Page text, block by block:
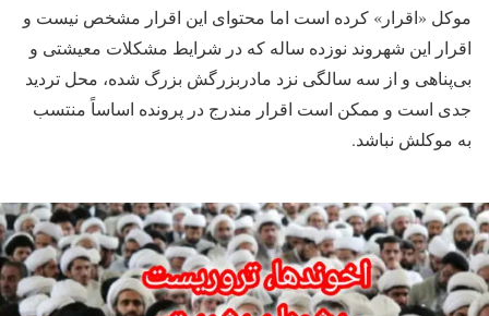
موکل «اقرار» کرده است اما محتوای این اقرار مشخص نیست و
اقرار این شهروند نوزده ساله که در شرایط مشکلات معیشتی و
بی‌پناهی و از سه سالگی نزد مادربزرگش بزرگ شده، محل تردید
جدی است و ممکن است اقرار مندرج در پرونده اساساً منتسب
به موکلش نباشد.